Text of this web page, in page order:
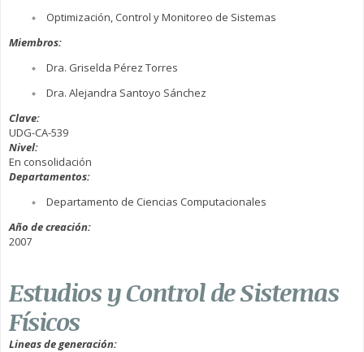
Optimización, Control y Monitoreo de Sistemas
Miembros:
Dra. Griselda Pérez Torres
Dra. Alejandra Santoyo Sánchez
Clave:
UDG-CA-539
Nivel:
En consolidación
Departamentos:
Departamento de Ciencias Computacionales
Año de creación:
2007
Estudios y Control de Sistemas
Físicos
Lineas de generación: